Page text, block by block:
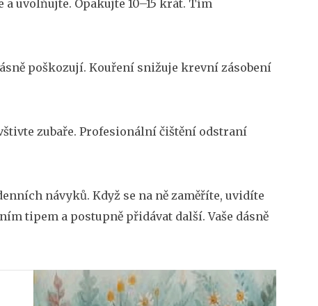
uvolňujte. Opakujte 10–15 krát. Tím
poškozují. Kouření snižuje krevní zásobení
zubaře. Profesionální čištění odstraní
návyků. Když se na ně zaměříte, uvidíte
tipem a postupně přidávat další. Vaše dásně